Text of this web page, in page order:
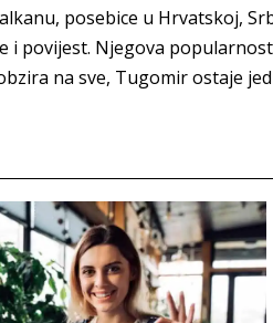
posebice u Hrvatskoj,
i povijest. Njegova
na sve, Tugomir ostaje